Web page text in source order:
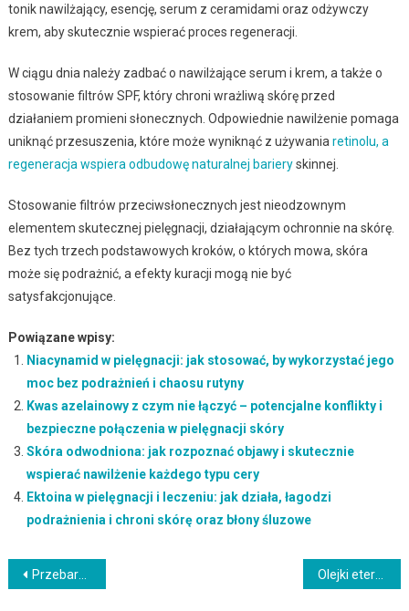
tonik nawilżający, esencję, serum z ceramidami oraz odżywczy
krem, aby skutecznie wspierać proces regeneracji.
W ciągu dnia należy zadbać o nawilżające serum i krem, a także o
stosowanie filtrów SPF, który chroni wrażliwą skórę przed
działaniem promieni słonecznych. Odpowiednie nawilżenie pomaga
uniknąć przesuszenia, które może wyniknąć z używania retinolu, a
regeneracja wspiera odbudowę naturalnej barieryskinnej.
Stosowanie filtrów przeciwsłonecznych jest nieodzownym
elementem skutecznej pielęgnacji, działającym ochronnie na skórę.
Bez tych trzech podstawowych kroków, o których mowa, skóra
może się podrażnić, a efekty kuracji mogą nie być
satysfakcjonujące.
Powiązane wpisy:
Niacynamid w pielęgnacji: jak stosować, by wykorzystać jego
moc bez podrażnień i chaosu rutyny
Kwas azelainowy z czym nie łączyć – potencjalne konflikty i
bezpieczne połączenia w pielęgnacji skóry
Skóra odwodniona: jak rozpoznać objawy i skutecznie
wspierać nawilżenie każdego typu cery
Ektoina w pielęgnacji i leczeniu: jak działa, łagodzi
podrażnienia i chroni skórę oraz błony śluzowe
Nawigacja
Przebarwienia na dłoniach: jak rozpoznać przyczyny i skutecznie zadbać o skórę Olejki eteryczne na twarz: jak stosować bezpiecznie i kiedy warto ich unikać